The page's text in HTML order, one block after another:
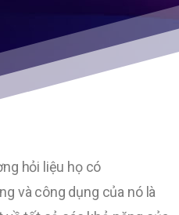
hỏi liệu họ có
và công dụng của nó là